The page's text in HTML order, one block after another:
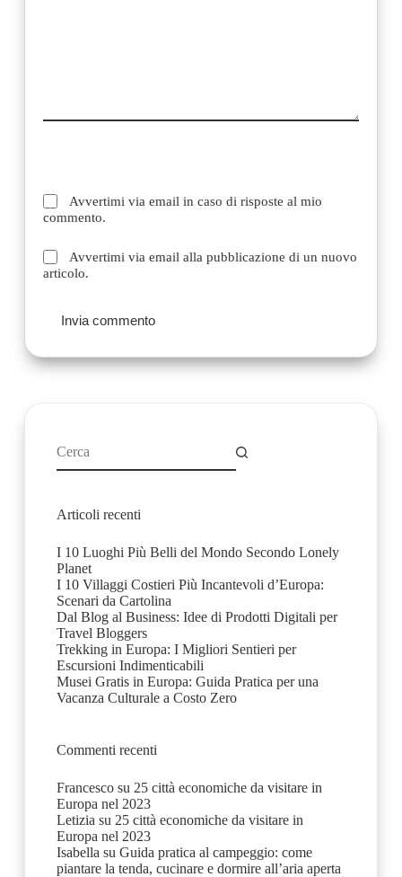
Avvertimi via email in caso di risposte al mio
commento.
Avvertimi via email alla pubblicazione di un nuovo
articolo.
Invia commento
risultato
Articoli recenti
I 10 Luoghi Più Belli del Mondo Secondo Lonely
Planet
I 10 Villaggi Costieri Più Incantevoli d’Europa:
Scenari da Cartolina
Dal Blog al Business: Idee di Prodotti Digitali per
Travel Bloggers
Trekking in Europa: I Migliori Sentieri per
Escursioni Indimenticabili
Musei Gratis in Europa: Guida Pratica per una
Vacanza Culturale a Costo Zero
Commenti recenti
Francescosu 25 città economiche da visitare in
Europa nel 2023
Letizia su 25 città economiche da visitare in
Europa nel 2023
Isabella su Guida pratica al campeggio: come
piantare la tenda, cucinare e dormire all’aria aperta